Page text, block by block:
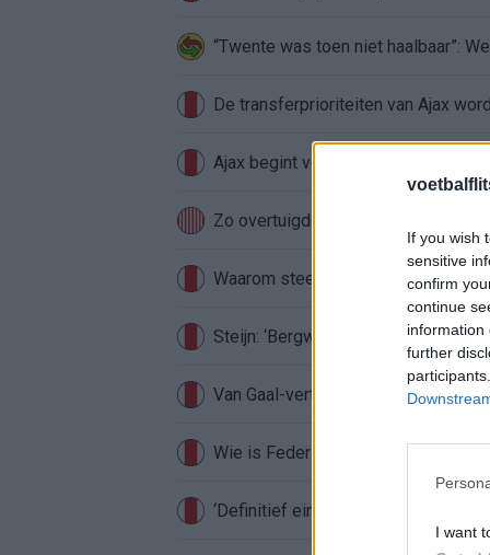
If you wish
sensitive
confirm
continue
information
further
I want
“Twente was toen niet haalbaar”:
De transferprioriteiten van Ajax
Ajax begint voorbereiding met
Zo overtuigde PSV Sven Mijnans
Waarom steeds meer
Steijn: ‘Bergwijn was niet mijn
Van Gaal-vertrek markeert einde
Wie is Federico Viñas, de
‘Definitief einde verhaal voor Beuker